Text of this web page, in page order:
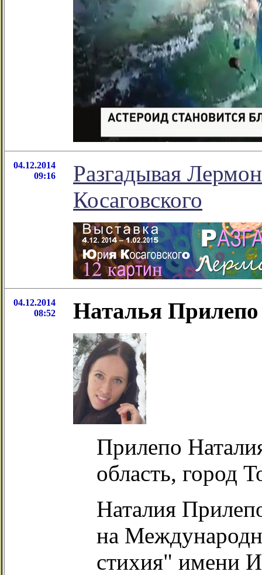
04.12.2014
09:16
Разгадывая
Косаговского
04.12.2014
08:52
Наталья
Прилепо
область, город
Наталия
на
стихия" имени